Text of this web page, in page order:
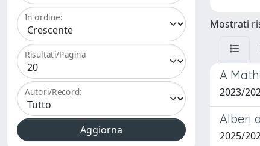
In ordine:
Risultati/Pagina
Autori/Record:
Mostrati
A
2023/
Alberi
2025/